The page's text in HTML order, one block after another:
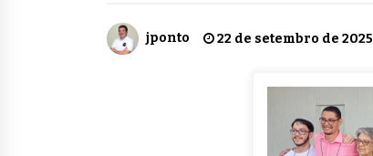
jponto 22 de setembro de 2025